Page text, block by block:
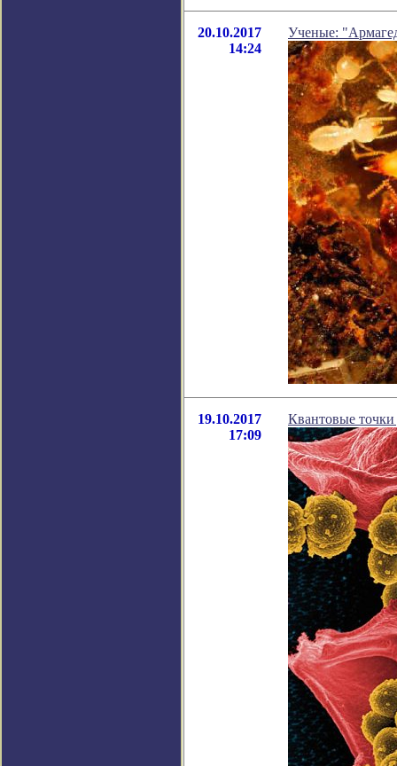
20.10.2017
14:24
Ученые:
19.10.2017
17:09
Квантовые точки